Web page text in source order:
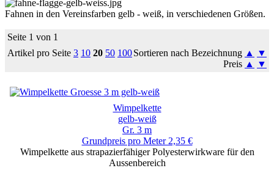
Fahnen in den Vereinsfarben gelb - weiß, in verschiedenen Größen.
Seite 1 von 1
Artikel pro Seite 3 10 20 50 100Sortieren nach Bezeichnung ▲
▼
Preis ▲ ▼
Wimpelkette
gelb-weiß
Gr. 3 m
Grundpreis pro Meter 2,35 €
Wimpelkette aus strapazierfähiger Polyesterwirkware für den
Aussenbereich